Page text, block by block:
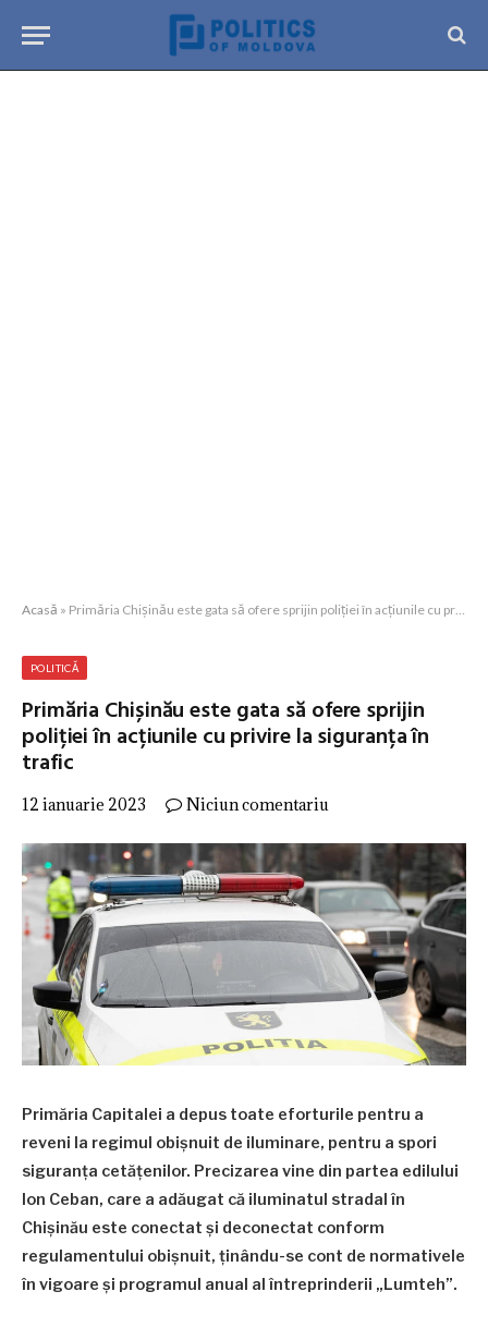
Acasă » Primăria Chișinău este gata să ofere sprijin poliției în acțiunile cu privire la siguranța în trafic
POLITICĂ
Primăria Chișinău este gata să ofere sprijin
poliției în acțiunile cu privire la siguranța în
trafic
12 ianuarie 2023 Niciun comentariu
Primăria Capitalei a depus toate eforturile pentru a
reveni la regimul obișnuit de iluminare, pentru a spori
siguranța cetățenilor. Precizarea vine din partea edilului
Ion Ceban, care a adăugat că iluminatul stradal în
Chișinău este conectat și deconectat conform
regulamentului obișnuit, ținându-se cont de normativele
în vigoare și programul anual al întreprinderii „Lumteh”.